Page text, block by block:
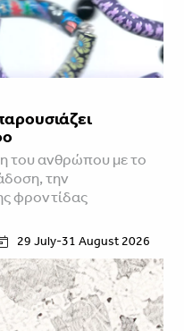
του ανθρώπου με το
την
φροντίδας
29 July-31 August 2026